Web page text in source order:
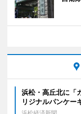
浜松・高丘北に「
リジナルパンケー